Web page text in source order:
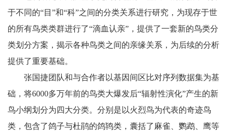
于不同的“目”和“科”之间的分类关系进行研究，为现存于世
的所有鸟类类群进行了“滴血认亲”，提供了一套新的鸟类分
类划分方案，揭示各种鸟类之间的亲缘关系，为后续的分析
提供了重要基础。
张国捷团队和与合作者以基因间区比对序列数据集为基
础，将6000多万年前的鸟类大爆发后“辐射性演化”产生的新
鸟小纲划分为四大分类。分别是以火烈鸟为代表的奇迹鸟
类，包含了鸽子与杜鹃的鸽鸨类，囊括了麻雀、鹦鹉、鹰等